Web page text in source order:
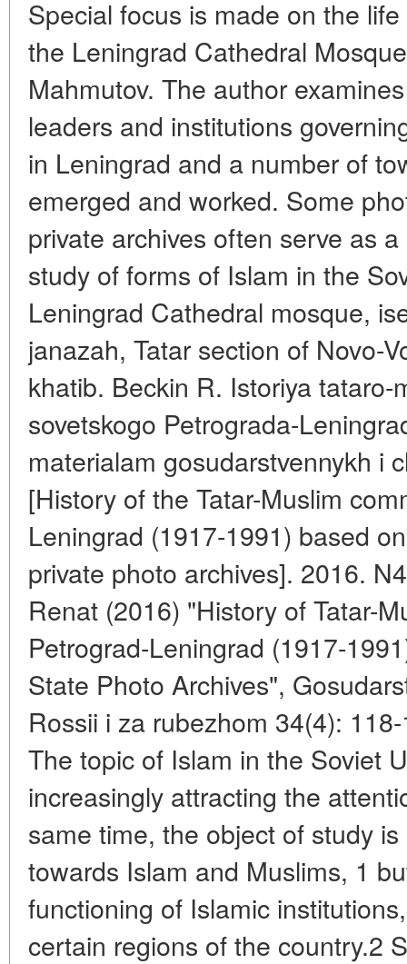
Special focus is made on the
the Leningrad Cathedral
Mahmutov. The author
leaders and institutions
in Leningrad and a number of
emerged and worked. Some
private archives often serve as
study of forms of Islam in the
Leningrad Cathedral mosque,
janazah, Tatar section of Novo-
khatib. Beckin R. Istoriya tataro-
sovetskogo Petrograda-
materialam gosudarstvennykh i
[History of the Tatar-Muslim
Leningrad (1917-1991) based
private photo archives]. 2016.
Renat (2016) "History of Tatar-
Petrograd-Leningrad (1917-
State Photo Archives",
Rossii i za rubezhom 34(4):
The topic of Islam in the Soviet
increasingly attracting the
same time, the object of study
towards Islam and Muslims, 1
functioning of Islamic
certain regions of the country.2